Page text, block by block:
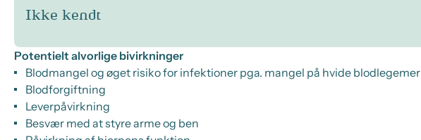
Ikke kendt
Potentielt alvorlige bivirkninger
Blodmangel og øget risiko for infektioner pga. mangel på hvide blodlegemer
Blodforgiftning
Leverpåvirkning
Besvær med at styre arme og ben